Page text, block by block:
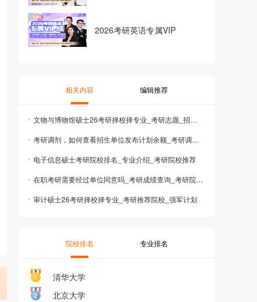
2026考研英语专属VIP
相关内容 编辑推荐
文物与博物馆硕士26考研择校择专业_考研志愿_招生专业目录
考研调剂，如何查看招生单位发布计划余额_考研调剂规则_考研调剂系统
电子信息硕士考研院校排名_专业介绍_考研院校推荐
在职考研需要经过单位同意吗_考研成绩查询_考研院校信息查询
审计硕士26考研择校择专业_考研推荐院校_强军计划
院校排名 专业排名
清华大学
北京大学